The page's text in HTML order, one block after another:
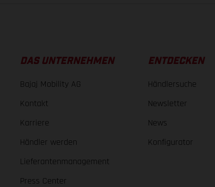
DAS UNTERNEHMEN
Bajaj Mobility AG
Kontakt
Karriere
Händler werden
Lieferantenmanagement
Press Center
ENTDECKEN
Händlersuche
Newsletter
News
Konfigurator